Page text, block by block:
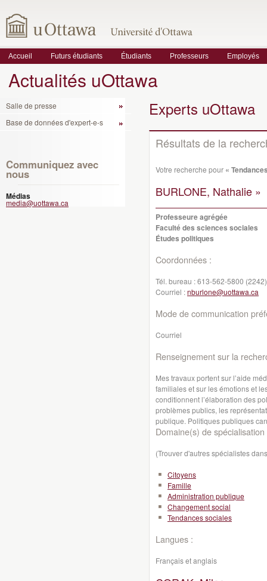
Accueil Futurs étudiants Étudiants Professeurs Employés
Actualités uOttawa
Salle de presse
Base de données d'expert-e-s
Communiquez avec
nous
Médias
media@uottawa.ca
Experts uOttawa
Résultats de la
Votre recherche pour «
BURLONE, Nathalie »
Professeure agrégée
Faculté des sciences sociales
Études politiques
Coordonnées :
Tél. bureau :613-562-5800 (2242)
Courriel :nburlone@uottawa.ca
Mode de communication
Courriel
Renseignement sur la
Mes travaux portent sur l’aide
familiales et sur les émotions et
conditionnent l’élaboration des
problèmes publics, les
publique. Politiques publiques
Domaine(s) de spécialisation
(Trouver d'autres spécialistes
Citoyens
Famille
Administration publique
Changement social
Tendances sociales
Langues :
Français et anglais